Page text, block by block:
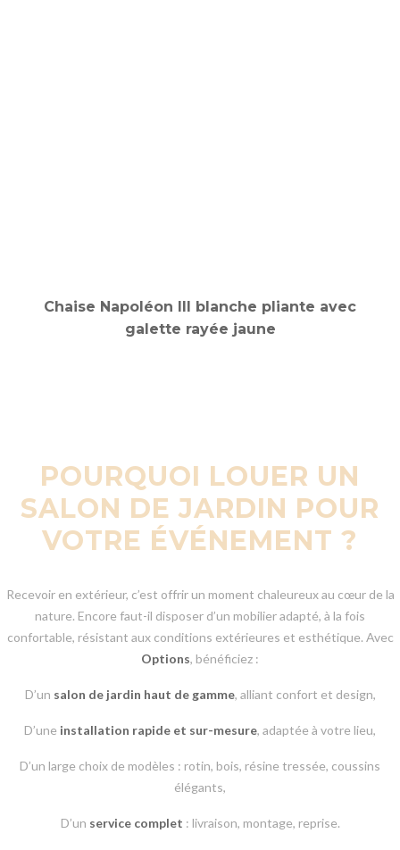
POURQUOI LOUER UN
SALON DE JARDIN POUR
VOTRE ÉVÉNEMENT ?
Recevoir en extérieur, c’est offrir un moment chaleureux au cœur de la
nature. Encore faut-il disposer d’un mobilier adapté, à la fois
confortable, résistant aux conditions extérieures et esthétique. Avec
Options, bénéficiez :
D’un salon de jardin haut de gamme, alliant confort et design,
D’une installation rapide et sur-mesure, adaptée à votre lieu,
D’un large choix de modèles : rotin, bois, résine tressée, coussins
élégants,
D’un service complet : livraison, montage, reprise.